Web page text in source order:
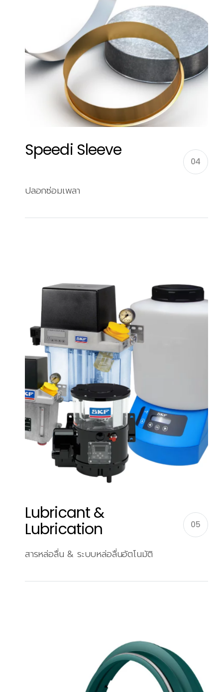
Speedi Sleeve
04
ปลอกซ่อมเพลา
Lubricant &
Lubrication 05
สารหล่อลื่น & ระบบหล่อลื่นอัตโนมัติ